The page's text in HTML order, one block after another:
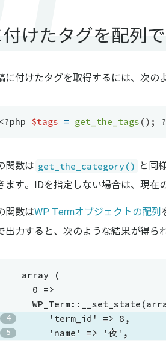
けたタグを配列
に付けたタグを取得するには、次の
<?php $tags = get_the_tags ( ) ;
関数は get_the_category() と同
ます。IDを指定しない場合は、現在
関数はWP Termオブジェクトの配列
出力すると、次のような結果が得ら
array (
  0 =>
     'term_id' => 8,
     'name' => '夜',